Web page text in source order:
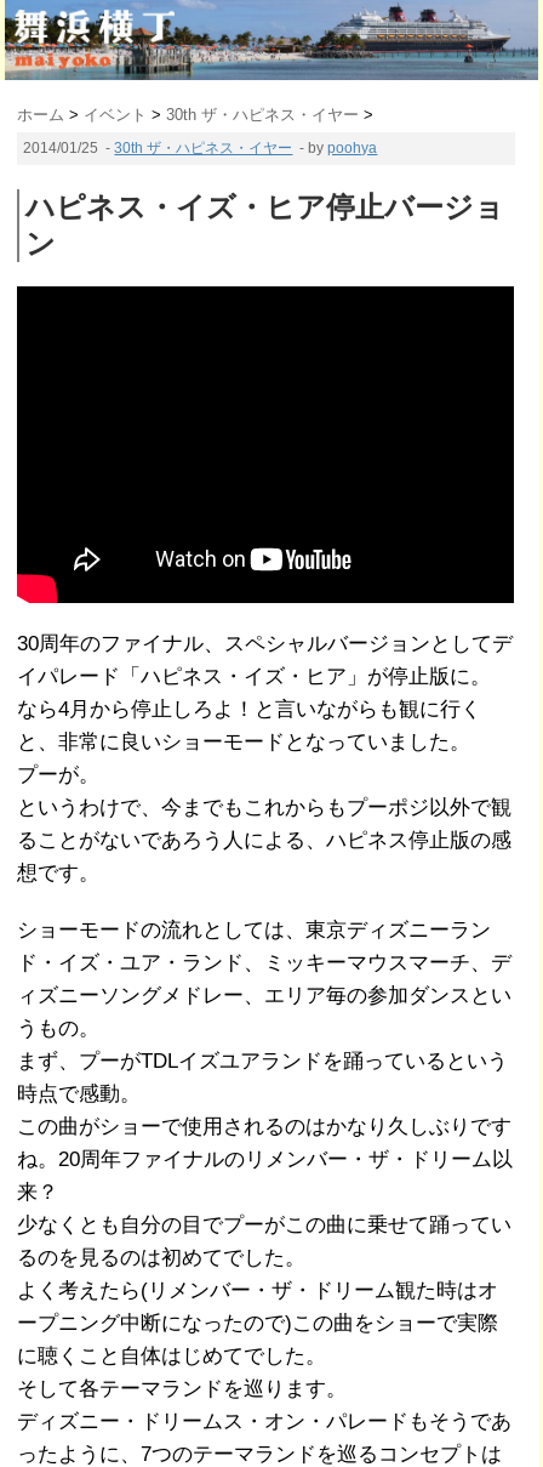
ホーム > イベント >30th ザ・ハピネス・イヤー >
2014/01/25 -30th ザ・ハピネス・イヤー - bypoohya
ハピネス・イズ・ヒア停止バージョ
ン
30周年のファイナル、スペシャルバージョンとしてデ
イパレード「ハピネス・イズ・ヒア」が停止版に。
なら4月から停止しろよ！と言いながらも観に行く
と、非常に良いショーモードとなっていました。
プーが。
というわけで、今までもこれからもプーポジ以外で観
ることがないであろう人による、ハピネス停止版の感
想です。
ショーモードの流れとしては、東京ディズニーラン
ド・イズ・ユア・ランド、ミッキーマウスマーチ、デ
ィズニーソングメドレー、エリア毎の参加ダンスとい
うもの。
まず、プーがTDLイズユアランドを踊っているという
時点で感動。
この曲がショーで使用されるのはかなり久しぶりです
ね。20周年ファイナルのリメンバー・ザ・ドリーム以
来？
少なくとも自分の目でプーがこの曲に乗せて踊ってい
るのを見るのは初めてでした。
よく考えたら(リメンバー・ザ・ドリーム観た時はオ
ープニング中断になったので)この曲をショーで実際
に聴くこと自体はじめてでした。
そして各テーマランドを巡ります。
ディズニー・ドリームス・オン・パレードもそうであ
ったように、7つのテーマランドを巡るコンセプトは